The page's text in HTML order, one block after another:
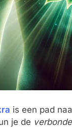
is een pad
je de